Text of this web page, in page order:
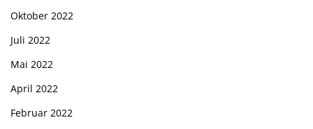
Oktober 2022
Juli 2022
Mai 2022
April 2022
Februar 2022